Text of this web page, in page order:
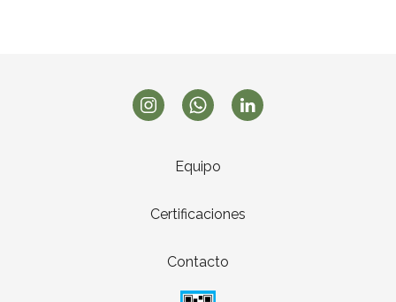
Equipo
Certificaciones
Contacto